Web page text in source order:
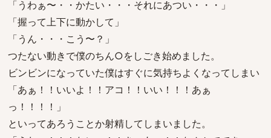
「うわぁ〜・・かたい・・・それにあつい・・・」
「握って上下に動かして」
「うん・・・こう〜？」
つたない動きで僕のちん○をしごき始めました。
ビンビンになっていた僕はすぐに気持ちよくなってしまい
「あぁ！！いいよ！！アコ！！いい！！！あぁ
っ！！！！」
といってあろうことか射精してしまいました。